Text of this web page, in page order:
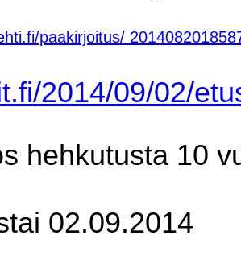
paakirjoitus/
2014/09/02/
hehkutusta 10
02.09.2014